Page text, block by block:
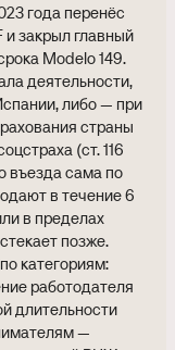
года перенёс
закрыл главный
Modelo 149.
деятельности,
либо — при
страны
(ст. 116
въезда сама по
в течение 6
в пределах
позже.
категориям:
работодателя
длительности
—